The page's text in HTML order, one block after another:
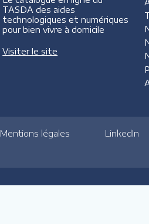
TASDA des aides
technologiques et numériques
pour bien vivre à domicile
Visiter le site
Mentions légales LinkedIn